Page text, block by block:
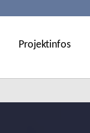
Projektinfos